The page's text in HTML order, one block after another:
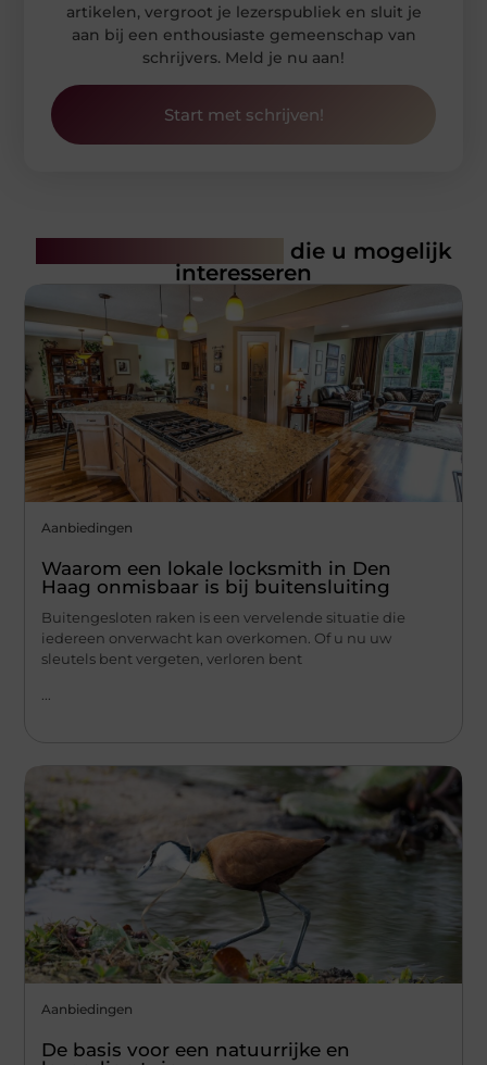
artikelen, vergroot je lezerspubliek en sluit je
aan bij een enthousiaste gemeenschap van
schrijvers. Meld je nu aan!
Start met schrijven!
die u mogelijk
interesseren
Aanbiedingen
Waarom een lokale locksmith in Den
Haag onmisbaar is bij buitensluiting
Buitengesloten raken is een vervelende situatie die
iedereen onverwacht kan overkomen. Of u nu uw
sleutels bent vergeten, verloren bent
...
Aanbiedingen
De basis voor een natuurrijke en